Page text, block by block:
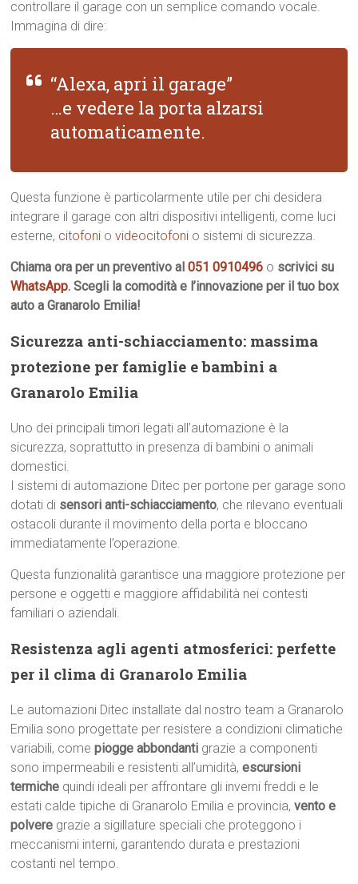
controllare il garage con un semplice comando vocale.
Immagina di dire:
“Alexa, apri il garage”
…e vedere la porta alzarsi
automaticamente.
Questa funzione è particolarmente utile per chi desidera
integrare il garage con altri dispositivi intelligenti, come luci
esterne, citofoni ovideocitofoni o sistemi di sicurezza.
Chiama ora per un preventivo al051 0910496 o scrivici su
WhatsApp. Scegli la comodità e l’innovazione per il tuo box
auto a Granarolo Emilia!
Sicurezza anti-schiacciamento: massima
protezione per famiglie e bambini a
Granarolo Emilia
Uno dei principali timori legati all’automazione è la
sicurezza, soprattutto in presenza di bambini o animali
domestici.
I sistemi di automazione Ditec per portone per garage sono
dotati di sensori anti-schiacciamento, che rilevano eventuali
ostacoli durante il movimento della porta e bloccano
immediatamente l’operazione.
Questa funzionalità garantisce una maggiore protezione per
persone e oggetti e maggiore affidabilità nei contesti
familiari o aziendali.
Resistenza agli agenti atmosferici: perfette
per il clima di Granarolo Emilia
Le automazioni Ditec installate dal nostro team a Granarolo
Emilia sono progettate per resistere a condizioni climatiche
variabili, comepiogge abbondanti grazie a componenti
sono impermeabili e resistenti all’umidità,escursioni
termiche quindi ideali per affrontare gli inverni freddi e le
estati calde tipiche di Granarolo Emilia e provincia,vento e
polvere grazie a sigillature speciali che proteggono i
meccanismi interni, garantendo durata e prestazioni
costanti nel tempo.